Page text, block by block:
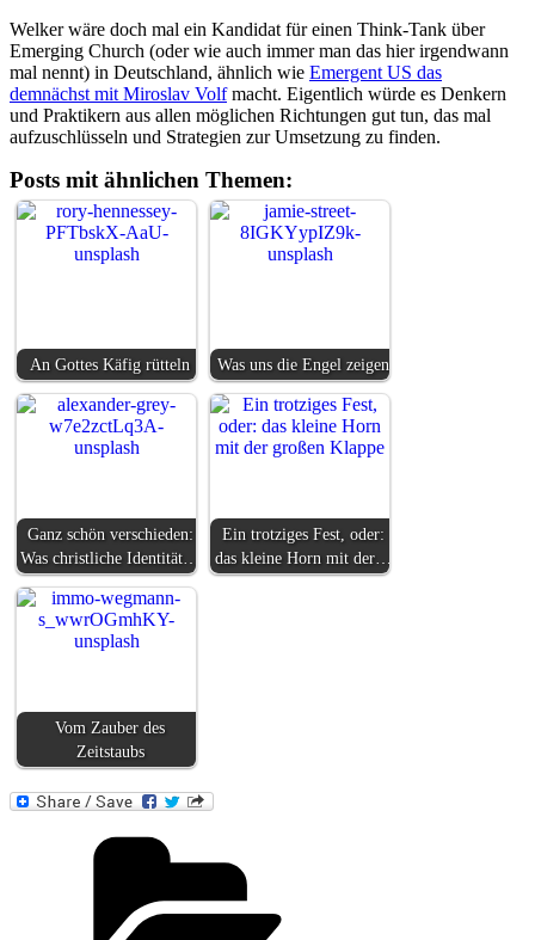
Welker wäre doch mal ein Kandidat für einen Think-Tank über
Emerging Church (oder wie auch immer man das hier irgendwann
mal nennt) in Deutschland, ähnlich wie Emergent US das
demnächst mit Miroslav Volfmacht. Eigentlich würde es Denkern
und Praktikern aus allen möglichen Richtungen gut tun, das mal
aufzuschlüsseln und Strategien zur Umsetzung zu finden.
Posts mit ähnlichen Themen:
An Gottes Käfig rütteln Was uns die Engel zeigen
Ganz schön verschieden:
Was christliche Identität…
Ein trotziges Fest, oder:
das kleine Horn mit der…
Vom Zauber des
Zeitstaubs